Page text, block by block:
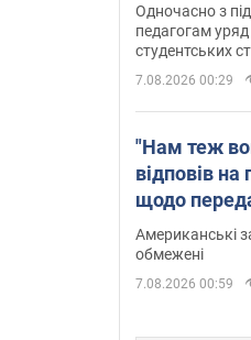
Одночасно з
педагогам
студентських
7.08.2026 00:29
"Нам теж
відповів
щодо
Patriot
Американські
обмежені
7.08.2026 00:59